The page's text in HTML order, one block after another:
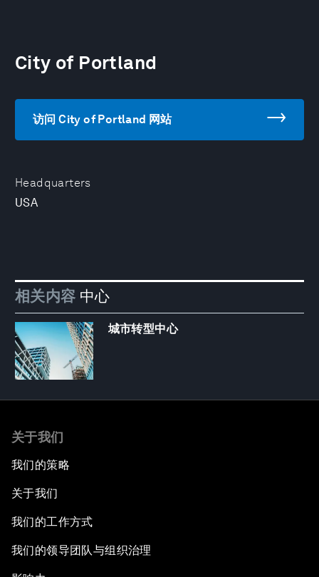
Headquarters
USA
City of Portland
访问 City of Portland 网站
相关内容 中心
城市转型中心
关于我们
我们的策略
关于我们
我们的工作方式
我们的领导团队与组织治理